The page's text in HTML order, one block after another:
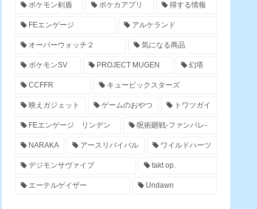
ポケモン剣盾 ポケカアプリ 得する情報
FEエンゲージ アルケランド
オーバーウォッチ２ 気になる商品
ポケモンSV PROJECT MUGEN 幻塔
CCFFR キュービックスターズ
映えガジェット ゲームのおやつ トワツガイ
FEエンゲージ リンデン 呪術廻戦-ファンパレ-
NARAKA アースリバイバル ワイルドハーツ
デジモンサヴァイブ takt op.
エーテルゲイザー Undawn